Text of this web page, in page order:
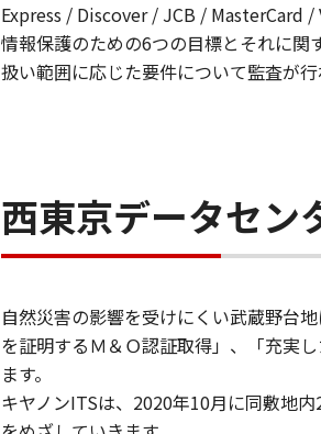
Express / Discover / JCB / MasterCard /
情報保護のための6つの目標とそれに
扱い範囲に応じた要件について監査が
西東京データセン
自然災害の影響を受けにくい武蔵野台
を証明するＭ＆Ｏ認証取得」、「充実
ます。
キヤノンITSは、2020年10月に同敷地